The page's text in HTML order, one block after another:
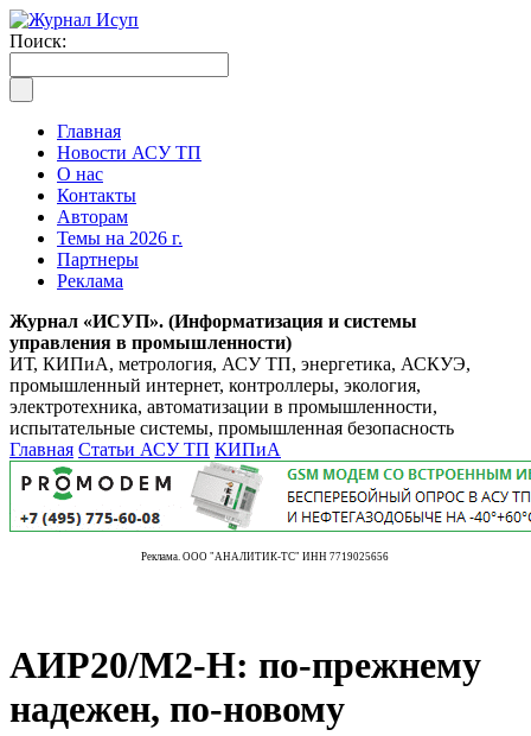
Поиск:
Главная
Новости АСУ ТП
О нас
Контакты
Авторам
Темы на 2026 г.
Партнеры
Реклама
Журнал «ИСУП». (Информатизация и системы
управления в промышленности)
ИТ, КИПиА, метрология, АСУ ТП, энергетика, АСКУЭ,
промышленный интернет, контроллеры, экология,
электротехника, автоматизации в промышленности,
испытательные системы, промышленная безопасность
Главная Статьи АСУ ТП КИПиА
Реклама. ООО "АНАЛИТИК-ТС" ИНН 7719025656
АИР20/М2-Н: по-прежнему
надежен, по-новому